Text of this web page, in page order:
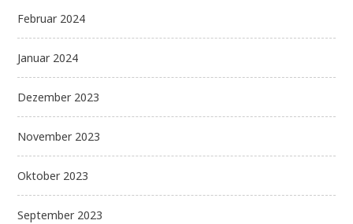
Februar 2024
Januar 2024
Dezember 2023
November 2023
Oktober 2023
September 2023